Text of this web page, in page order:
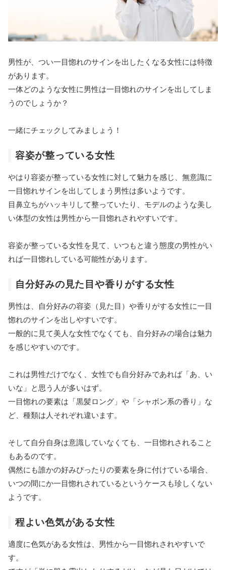
男性が、つい一目惚れのサインを出したくなる女性には特徴
があります。
一体どのような女性に男性は一目惚れのサインを出してしま
うのでしょうか？
一緒にチェックしてみましょう！
容姿が整っている女性
やはり容姿が整っている女性に対して魅力を感じ、無意識に
一目惚れサインを出してしまう男性は多いようです。
目鼻立ちがハッキリして整っていたり、モデルのような美し
い体型の女性は男性から一目惚れされやすいです。
容姿が整っている女性を見て、いつもと違う態度の男性がい
れば一目惚れしている可能性があります。
自分好みの見た目や香りがする女性
男性は、自分好みの容姿（見た目）や香りがする女性に一目
惚れのサインを出しやすいです。
一般的に見て美人な女性でなくても、自分好みの場合は魅力
を感じやすいのです。
これは男性だけでなく、女性でも自分好みであれば「あ、い
いな」と思う人が多いはず。
一目惚れの要素は「黒髪ロング」や「シャボン系の香り」な
ど、種類は人それぞれ違います。
そして自分自身は意識していなくても、一目惚れされること
もあるのです。
偶然にも誰かの好みぴったりの要素を身に付けている場合、
いつの間にか一目惚れされているというケースも珍しくない
ようです。
程よい色気がある女性
適度に色気がある女性は、男性から一目惚れされやすいで
す。